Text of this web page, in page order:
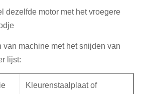
dezelfde motor met het vroegere
van machine met het snijden van
lijst:
Kleurenstaalplaat of